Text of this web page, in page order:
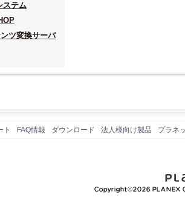
ステム
ツ変換サーバ
ト FAQ情報 ダウンロード 法人様向け製品 プラネ